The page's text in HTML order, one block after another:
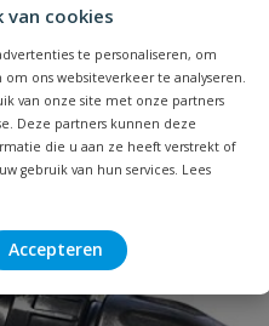
van cookies
te personaliseren, om
ons websiteverkeer te analyseren.
van onze site met onze partners
Deze partners kunnen deze
die u aan ze heeft verstrekt of
gebruik van hun services. Lees
Accepteren
buitendraad